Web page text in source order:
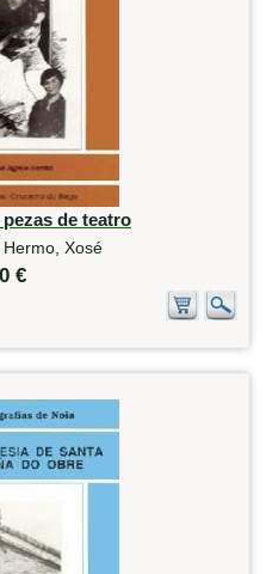
pezas de teatro
Xosé
€